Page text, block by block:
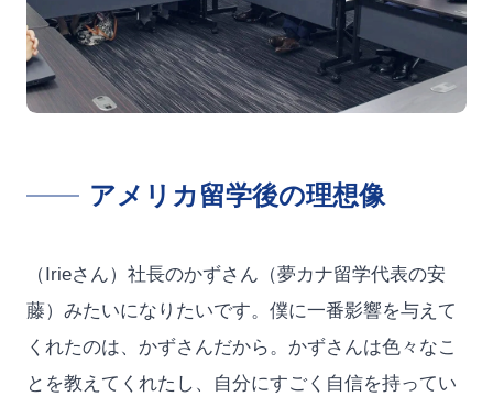
アメリカ留学後の理想像
（Irieさん）社長のかずさん（夢カナ留学代表の安
藤）みたいになりたいです。僕に一番影響を与えて
くれたのは、かずさんだから。かずさんは色々なこ
とを教えてくれたし、自分にすごく自信を持ってい